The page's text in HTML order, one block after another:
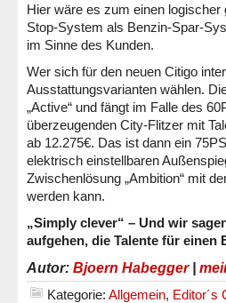
Hier wäre es zum einen
Stop-System als Benzin-Spar-
im Sinne des Kunden.
Wer sich für den neuen Citigo
Ausstattungsvarianten wählen.
„Active“ und fängt im Falle des
überzeugenden City-Flitzer mit
ab 12.275€. Das ist dann ein
elektrisch einstellbaren
Zwischenlösung „Ambition“ mit
werden kann.
„Simply clever“ – Und wir
aufgehen, die Talente für einen
Autor: Bjoern Habegger|
Kategorie: Allgemein, Editor´s